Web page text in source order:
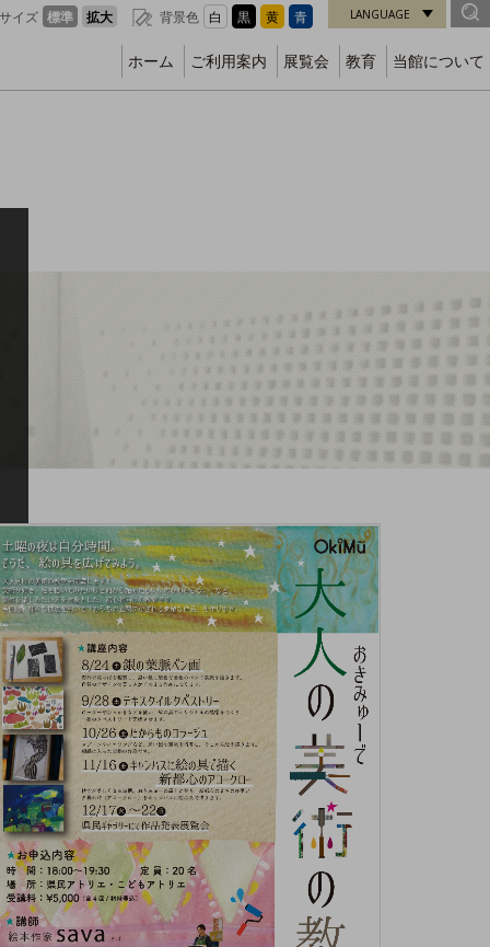
イズ 標準 拡大 背景色 白 黒 黄 青 LANGUAGE
ホーム ご利用案内 展覧会 教育 当館について